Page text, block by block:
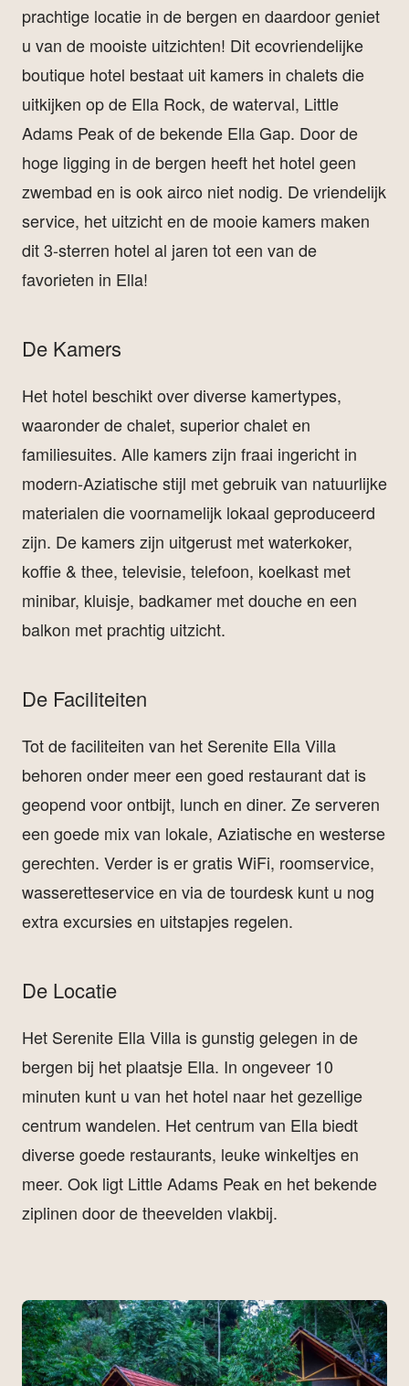
prachtige locatie in de bergen en daardoor geniet
u van de mooiste uitzichten! Dit ecovriendelijke
boutique hotel bestaat uit kamers in chalets die
uitkijken op de Ella Rock, de waterval, Little
Adams Peak of de bekende Ella Gap. Door de
hoge ligging in de bergen heeft het hotel geen
zwembad en is ook airco niet nodig. De vriendelijk
service, het uitzicht en de mooie kamers maken
dit 3-sterren hotel al jaren tot een van de
favorieten in Ella!
De Kamers
Het hotel beschikt over diverse kamertypes,
waaronder de chalet, superior chalet en
familiesuites. Alle kamers zijn fraai ingericht in
modern-Aziatische stijl met gebruik van natuurlijke
materialen die voornamelijk lokaal geproduceerd
zijn. De kamers zijn uitgerust met waterkoker,
koffie & thee, televisie, telefoon, koelkast met
minibar, kluisje, badkamer met douche en een
balkon met prachtig uitzicht.
De Faciliteiten
Tot de faciliteiten van het Serenite Ella Villa
behoren onder meer een goed restaurant dat is
geopend voor ontbijt, lunch en diner. Ze serveren
een goede mix van lokale, Aziatische en westerse
gerechten. Verder is er gratis WiFi, roomservice,
wasseretteservice en via de tourdesk kunt u nog
extra excursies en uitstapjes regelen.
De Locatie
Het Serenite Ella Villa is gunstig gelegen in de
bergen bij het plaatsje Ella. In ongeveer 10
minuten kunt u van het hotel naar het gezellige
centrum wandelen. Het centrum van Ella biedt
diverse goede restaurants, leuke winkeltjes en
meer. Ook ligt Little Adams Peak en het bekende
ziplinen door de theevelden vlakbij.